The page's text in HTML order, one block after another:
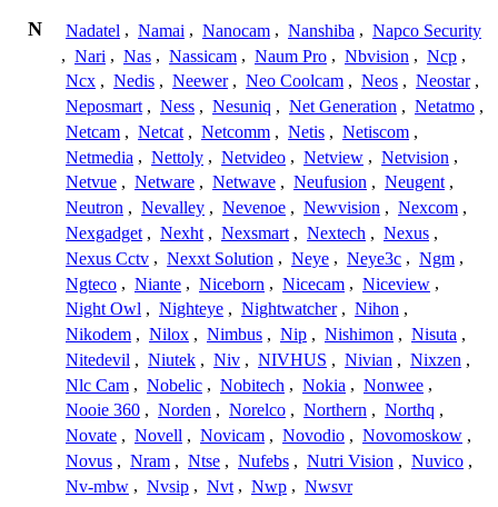
N Nadatel , Namai , Nanocam , Nanshiba , Napco Security
, Nari , Nas , Nassicam , Naum Pro , Nbvision , Ncp ,
Ncx , Nedis , Neewer , Neo Coolcam , Neos , Neostar ,
Neposmart , Ness , Nesuniq , Net Generation , Netatmo ,
Netcam , Netcat , Netcomm , Netis , Netiscom ,
Netmedia , Nettoly , Netvideo , Netview , Netvision ,
Netvue , Netware , Netwave , Neufusion , Neugent ,
Neutron , Nevalley , Nevenoe , Newvision , Nexcom ,
Nexgadget , Nexht , Nexsmart , Nextech , Nexus ,
Nexus Cctv , Nexxt Solution , Neye , Neye3c , Ngm ,
Ngteco , Niante , Niceborn , Nicecam , Niceview ,
Night Owl , Nighteye , Nightwatcher , Nihon ,
Nikodem , Nilox , Nimbus , Nip , Nishimon , Nisuta ,
Nitedevil , Niutek , Niv , NIVHUS , Nivian , Nixzen ,
Nlc Cam , Nobelic , Nobitech , Nokia , Nonwee ,
Nooie 360 , Norden , Norelco , Northern , Northq ,
Novate , Novell , Novicam , Novodio , Novomoskow ,
Novus , Nram , Ntse , Nufebs , Nutri Vision , Nuvico ,
Nv-mbw , Nvsip , Nvt , Nwp , Nwsvr